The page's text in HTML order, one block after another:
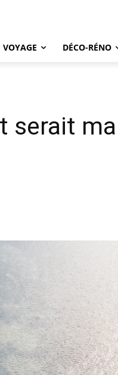
VOYAGE DÉCO-RÉNO
serait ma